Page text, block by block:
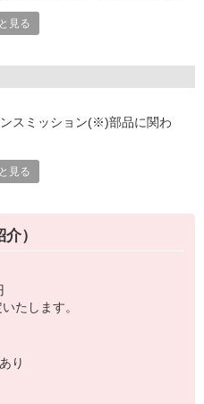
実際の車のエンジンのオーバー
ます。
けれど、
術習得を目指したい方向けの
すが、今後も拡大の予定です。
おります。
、キャリアチェンジを支援する
ーンしたい、上流工程へ挑戦し
ことなく、社内で自分の新しい
見る
スミッション(※)部品に関わ
識・経験をお持ちの方は、ご活
速機。（自動車が効率よく変速
いる。）
見る
）
たします。
り